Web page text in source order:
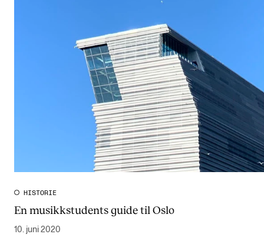
HISTORIE
En musikkstudents guide til Oslo
10. juni 2020